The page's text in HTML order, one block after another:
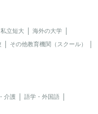
私立短大
海外の大学
その他教育機関（スクール）
介護
語学・外国語